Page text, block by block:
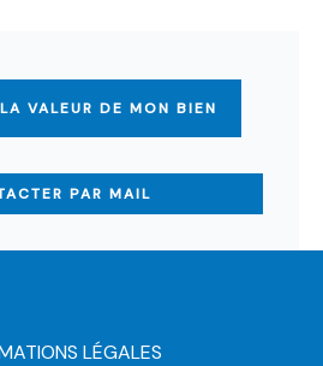
VALEUR DE MON BIEN
PAR MAIL
LÉGALES